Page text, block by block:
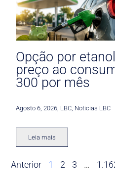
Opção por
preço ao
300 por mês
Agosto 6, 2026 LBC Noticias LBC
Leia mais
Anterior 1 2 3 …